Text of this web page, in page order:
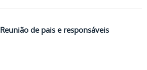
Reunião de pais e responsáveis